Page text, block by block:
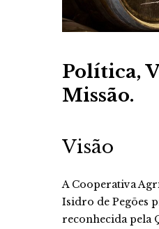
Política,
Missão.
Visão
A Cooperativa
Isidro de Pegões
reconhecida pela